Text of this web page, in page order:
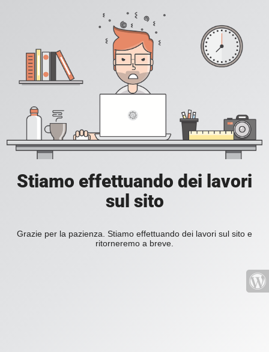
Stiamo effettuando dei lavori
sul sito
Grazie per la pazienza. Stiamo effettuando dei lavori sul sito e
ritorneremo a breve.